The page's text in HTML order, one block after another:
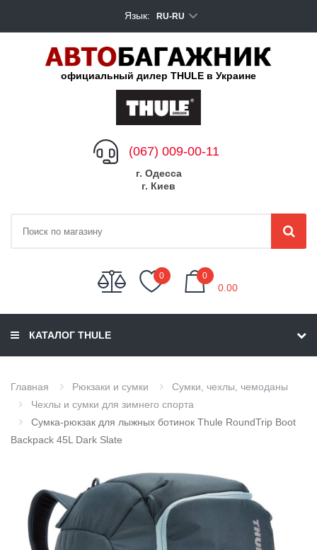
Язык: RU-RU
официальный дилер THULE в Украине
(067) 009-00-11
г. Одесса
г. Киев
0 0
0.00
КАТАЛОГ THULE
Главная Рюкзаки и сумки
Сумки, чехлы, чемоданы
Чехлы и сумки для зимнего спорта
Сумка-рюкзак для лыжных ботинок Thule RoundTrip Boot
Backpack 45L Dark Slate